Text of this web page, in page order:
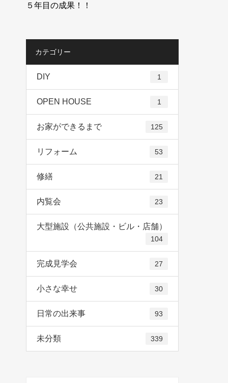
５年目の成果！！
カテゴリー
DIY 1
OPEN HOUSE 1
お家ができるまで 125
リフォーム 53
修繕 21
内覧会 23
大型施設（公共施設・ビル・店舗）
104
完成見学会 27
小さな幸せ 30
日常の出来事 93
未分類 339